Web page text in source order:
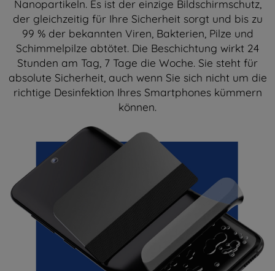
Nanopartikeln. Es ist der einzige Bildschirmschutz,
der gleichzeitig für Ihre Sicherheit sorgt und bis zu
99 % der bekannten Viren, Bakterien, Pilze und
Schimmelpilze abtötet. Die Beschichtung wirkt 24
Stunden am Tag, 7 Tage die Woche. Sie steht für
absolute Sicherheit, auch wenn Sie sich nicht um die
richtige Desinfektion Ihres Smartphones kümmern
können.